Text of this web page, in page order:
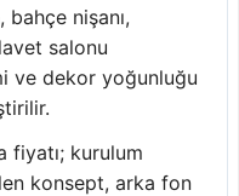
nişanı,
salonu
ve dekor yoğunluğu
fiyatı; kurulum
konsept, arka fon